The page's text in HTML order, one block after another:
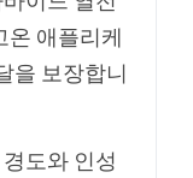
온 애플리케
을 보장합니
도와 인성